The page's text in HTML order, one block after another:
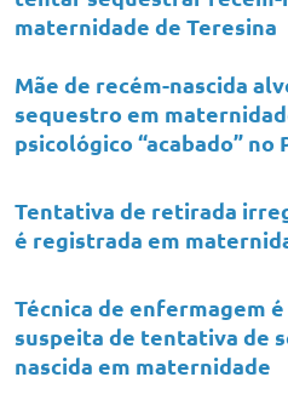
maternidade de Teresina
Mãe de recém-nascida
sequestro em
psicológico “acabado” no
Tentativa de retirada
é registrada em
Técnica de enfermagem
suspeita de tentativa de
nascida em maternidade